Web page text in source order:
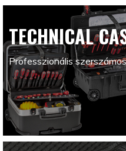
TECHNICAL
Professzionális